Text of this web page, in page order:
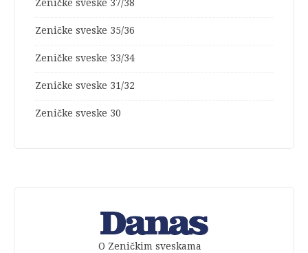
Zeničke sveske 37/38
Zeničke sveske 35/36
Zeničke sveske 33/34
Zeničke sveske 31/32
Zeničke sveske 30
O Zeničkim sveskama